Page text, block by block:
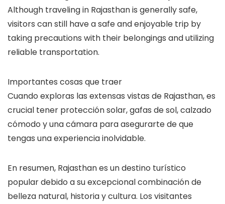
Although traveling in Rajasthan is generally safe,
visitors can still have a safe and enjoyable trip by
taking precautions with their belongings and utilizing
reliable transportation.
Importantes cosas que traer
Cuando exploras las extensas vistas de Rajasthan, es
crucial tener protección solar, gafas de sol, calzado
cómodo y una cámara para asegurarte de que
tengas una experiencia inolvidable.
En resumen, Rajasthan es un destino turístico
popular debido a su excepcional combinación de
belleza natural, historia y cultura. Los visitantes